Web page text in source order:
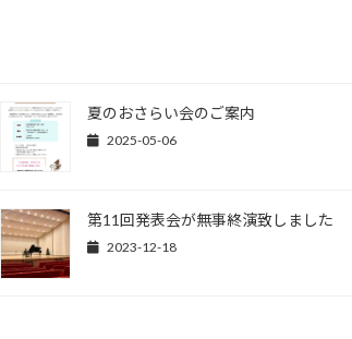
夏のおさらい会のご案内
2025-05-06
第11回発表会が無事終演致しました
2023-12-18